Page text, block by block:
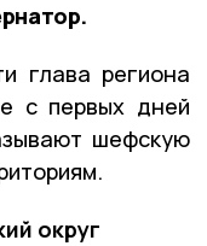
глава региона
с первых дней
шефскую
округ